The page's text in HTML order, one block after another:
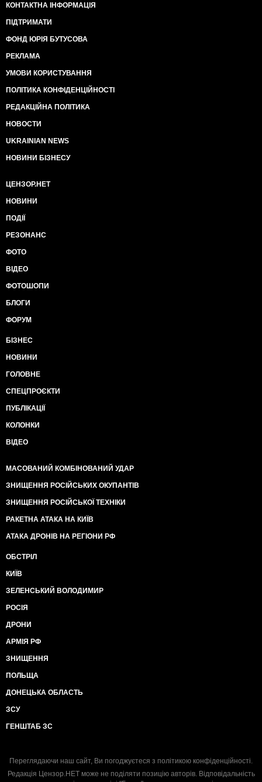
КОНТАКТНА ІНФОРМАЦІЯ
ПІДТРИМАТИ
ФОНД ЮРІЯ БУТУСОВА
РЕКЛАМА
УМОВИ КОРИСТУВАННЯ
ПОЛІТИКА КОНФІДЕНЦІЙНОСТІ
РЕДАКЦІЙНА ПОЛІТИКА
НОВОСТИ
UKRAINIAN NEWS
НОВИНИ БІЗНЕСУ
ЦЕНЗОР.НЕТ
НОВИНИ
ПОДІЇ
РЕЗОНАНС
ФОТО
ВІДЕО
ФОТОШОПИ
БЛОГИ
ФОРУМ
БІЗНЕС
НОВИНИ
ГОЛОВНЕ
СПЕЦПРОЄКТИ
ПУБЛІКАЦІЇ
КОЛОНКИ
ВІДЕО
МАСОВАНИЙ КОМБІНОВАНИЙ УДАР
ЗНИЩЕННЯ РОСІЙСЬКИХ ОКУПАНТІВ
ЗНИЩЕННЯ РОСІЙСЬКОЇ ТЕХНІКИ
РАКЕТНА АТАКА НА КИЇВ
АТАКА ДРОНІВ НА РЕГІОНИ РФ
ОБСТРІЛ
КИЇВ
ЗЕЛЕНСЬКИЙ ВОЛОДИМИР
РОСІЯ
ДРОНИ
АРМІЯ РФ
ЗНИЩЕННЯ
ПОЛЬЩА
ДОНЕЦЬКА ОБЛАСТЬ
ЗСУ
ГЕНШТАБ ЗС
Переглядаючи наш сайт, Ви погоджуєтеся з політикою конфіденційності.
Редакція Цензор.НЕТ може не поділяти позицію авторів. Відповідальність